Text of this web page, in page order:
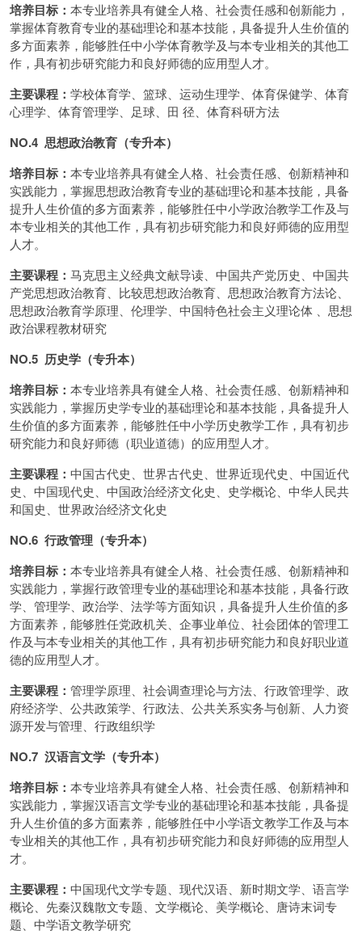
培养目标： 本专业培养具有健全人格、社会责任感和创新能力，
掌握体育教育专业的基础理论和基本技能，具备提升人生价值的
多方面素养，能够胜任中小学体育教学及与本专业相关的其他工
作，具有初步研究能力和良好师德的应用型人才。
主要课程： 学校体育学、篮球、运动生理学、体育保健学、体育
心理学、体育管理学、足球、田 径、体育科研方法
NO.4 思想政治教育（专升本）
培养目标： 本专业培养具有健全人格、社会责任感、创新精神和
实践能力，掌握思想政治教育专业的基础理论和基本技能，具备
提升人生价值的多方面素养，能够胜任中小学政治教学工作及与
本专业相关的其他工作，具有初步研究能力和良好师德的应用型
人才。
主要课程： 马克思主义经典文献导读、中国共产党历史、中国共
产党思想政治教育、比较思想政治教育、思想政治教育方法论、
思想政治教育学原理、伦理学、中国特色社会主义理论体 、思想
政治课程教材研究
NO.5 历史学（专升本）
培养目标： 本专业培养具有健全人格、社会责任感、创新精神和
实践能力，掌握历史学专业的基础理论和基本技能，具备提升人
生价值的多方面素养，能够胜任中小学历史教学工作，具有初步
研究能力和良好师德（职业道德）的应用型人才。
主要课程： 中国古代史、世界古代史、世界近现代史、中国近代
史、中国现代史、中国政治经济文化史、史学概论、中华人民共
和国史、世界政治经济文化史
NO.6 行政管理（专升本）
培养目标： 本专业培养具有健全人格、社会责任感、创新精神和
实践能力，掌握行政管理专业的基础理论和基本技能，具备行政
学、管理学、政治学、法学等方面知识，具备提升人生价值的多
方面素养，能够胜任党政机关、企事业单位、社会团体的管理工
作及与本专业相关的其他工作，具有初步研究能力和良好职业道
德的应用型人才。
主要课程： 管理学原理、社会调查理论与方法、行政管理学、政
府经济学、公共政策学、行政法、公共关系实务与创新、人力资
源开发与管理、行政组织学
NO.7 汉语言文学（专升本）
培养目标： 本专业培养具有健全人格、社会责任感、创新精神和
实践能力，掌握汉语言文学专业的基础理论和基本技能，具备提
升人生价值的多方面素养，能够胜任中小学语文教学工作及与本
专业相关的其他工作，具有初步研究能力和良好师德的应用型人
才。
主要课程： 中国现代文学专题、现代汉语、新时期文学、语言学
概论、先秦汉魏散文专题、文学概论、美学概论、唐诗末词专
题、中学语文教学研究